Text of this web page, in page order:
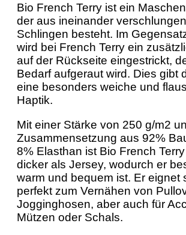
Bio French Terry ist ein
der aus ineinander
Schlingen besteht. Im
wird bei French Terry ein
auf der Rückseite eingestrickt,
Bedarf aufgeraut wird. Dies gibt
eine besonders weiche und
Haptik.
Mit einer Stärke von 250 g/m2
Zusammensetzung aus 92%
8% Elasthan ist Bio French
dicker als Jersey, wodurch er
warm und bequem ist. Er eignet
perfekt zum Vernähen von
Jogginghosen, aber auch für
Mützen oder Schals.